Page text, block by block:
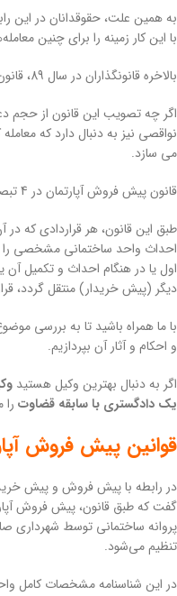
به همین علت، حقوقدانان در این
با این کار زمینه را برای چنین
بالاخره قانونگذاران در سال 89، قانون پیش فروش آپارتمان ها را تصویب کردند.
اگر چه تصویب این قانون از حجم
نواقصی نیز به دنبال دارد که معامله
می سازد.
قانون پیش فروش آپارتمان در 4 تبصره و 25 ماده تصویب شده است.
طبق این قانون، هر قراردادی که
احداث واحد ساختمانی مشخصی را
اول یا در هنگام احداث و تکمیل
دیگر (پیش خریدار) منتقل گردد،
با ما همراه باشید تا به بررسی
و احکام و آثار آن بپردازیم.
اگر به دنبال بهترین وکیل هستید
یک دادگستری با سابقه قضاوت
قوانین پیش فروش
در رابطه با پیش فروش و پیش خرید
گفت که طبق قانون، پیش فروش
پروانه ساختمانی توسط شهرداری
تنظیم می‌شود.
در این شناسنامه مشخصات کامل